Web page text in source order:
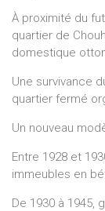
À proximité du
quartier de
domestique
Une survivance
quartier fermé
Un nouveau
Entre 1928 et
immeubles en
De 1930 à 1945,